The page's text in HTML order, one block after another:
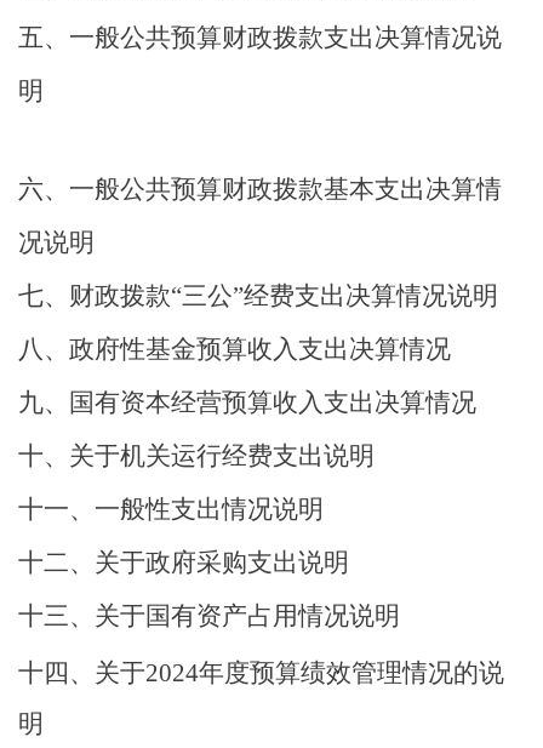
五、一般公共预算财政拨款支出决算情况说
明
六、一般公共预算财政拨款基本支出决算情
况说明
七、财政拨款“三公”经费支出决算情况说明
八、政府性基金预算收入支出决算情况
九、国有资本经营预算收入支出决算情况
十、关于机关运行经费支出说明
十一、一般性支出情况说明
十二、关于政府采购支出说明
十三、关于国有资产占用情况说明
十四、关于2024年度预算绩效管理情况的说
明